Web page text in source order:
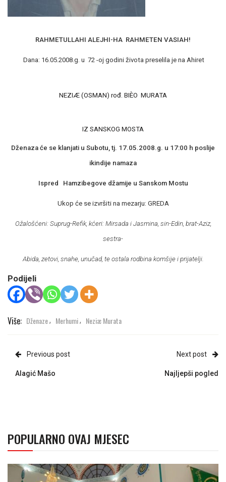
RAHMETULLAHI ALEJHI-HA RAHMETEN VASIAH!
Dana: 16.05.2008.g. u 72 -oj godini života preselila je na Ahiret
NEZIÆ (OSMAN) rođ. BIÈO MURATA
IZ SANSKOG MOSTA
Dženaza će se klanjati u Subotu, tj. 17.05.2008.g. u 17:00 h poslije
ikindije namaza
Ispred Hamzibegove džamije u Sanskom Mostu
Ukop će se izvršiti na mezarju: GREDA
Ožalošćeni: Suprug-Refik, kćeri: Mirsada i Jasmina, sin-Edin, brat-Aziz,
sestra-
Abida, zetovi, snahe, unučad, te ostala rodbina komšije i prijatelji.
Podijeli
Više: Dženaze, Merhumi, Neziæ Murata
Previous post
Alagić Mašo
Next post
Najljepši pogled
POPULARNO OVAJ MJESEC